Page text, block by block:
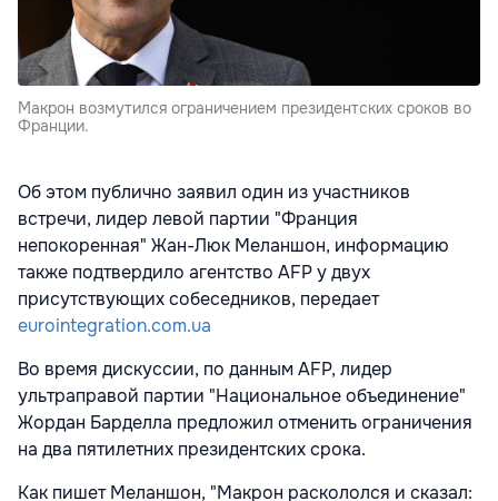
Макрон возмутился ограничением президентских сроков во
Франции.
Об этом публично заявил один из участников
встречи, лидер левой партии "Франция
непокоренная" Жан-Люк Меланшон, информацию
также подтвердило агентство AFP у двух
присутствующих собеседников, передает
eurointegration.com.ua
Во время дискуссии, по данным AFP, лидер
ультраправой партии "Национальное объединение"
Жордан Барделла предложил отменить ограничения
на два пятилетних президентских срока.
Как пишет Меланшон, "Макрон раскололся и сказал: